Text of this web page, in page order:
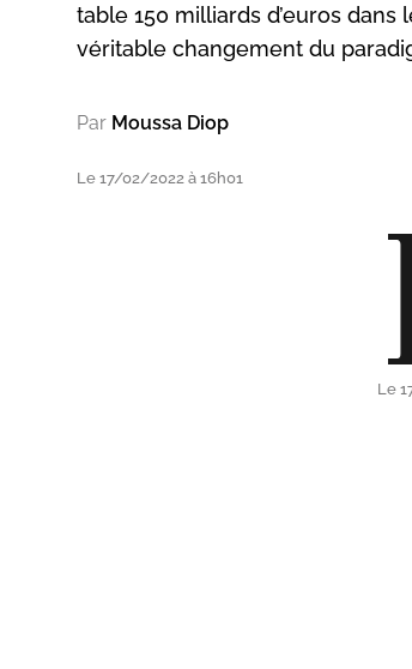
table 150 milliards d’euros
véritable changement du
Par Moussa Diop
Le 17/02/2022 à 16h01
Le